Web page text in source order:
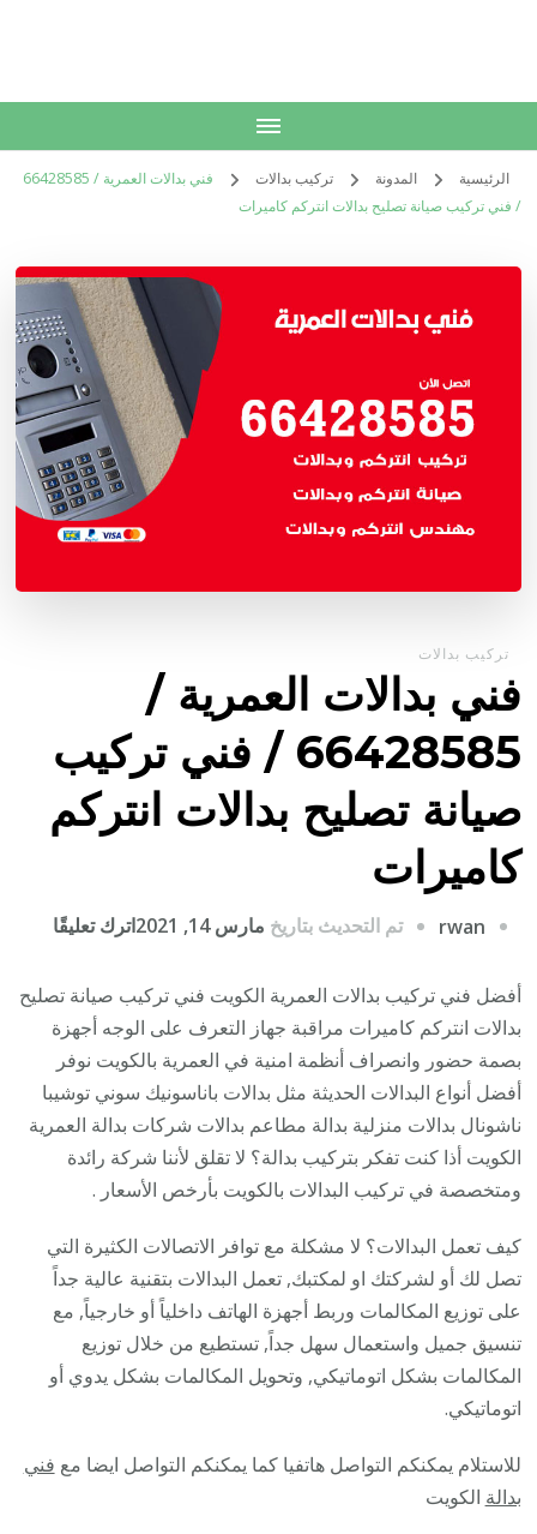
الرئيسية المدونة تركيب بدالات
فني بدالات العمرية / 66428585
/ فني تركيب صيانة تصليح بدالات انتركم كاميرات
تركيب بدالات
فني بدالات العمرية /
66428585 / فني تركيب
صيانة تصليح بدالات انتركم
كاميرات
rwan تم التحديث بتاريخ مارس 14, 2021 اترك تعليقًا
بدالات
تصليح
أفضل فني تركيب بدالات العمرية الكويت فني تركيب صيانة تصليح
بدالات انتركم كاميرات مراقبة جهاز التعرف على الوجه أجهزة
بصمة حضور وانصراف أنظمة امنية في العمرية بالكويت نوفر
أفضل أنواع البدالات الحديثة مثل بدالات باناسونيك سوني توشيبا
ناشونال بدالات منزلية بدالة مطاعم بدالات شركات بدالة العمرية
الكويت أذا كنت تفكر بتركيب بدالة؟ لا تقلق لأننا شركة رائدة
ومتخصصة في تركيب البدالات بالكويت بأرخص الأسعار .
كيف تعمل البدالات؟ لا مشكلة مع توافر الاتصالات الكثيرة التي
تصل لك أو لشركتك او لمكتبك, تعمل البدالات بتقنية عالية جداً
على توزيع المكالمات وربط أجهزة الهاتف داخلياً أو خارجياً, مع
تنسيق جميل واستعمال سهل جداً, تستطيع من خلال توزيع
المكالمات بشكل اتوماتيكي, وتحويل المكالمات بشكل يدوي أو
اتوماتيكي.
للاستلام يمكنكم التواصل هاتفيا كما يمكنكم التواصل ايضا مع فني
بدالة الكويت